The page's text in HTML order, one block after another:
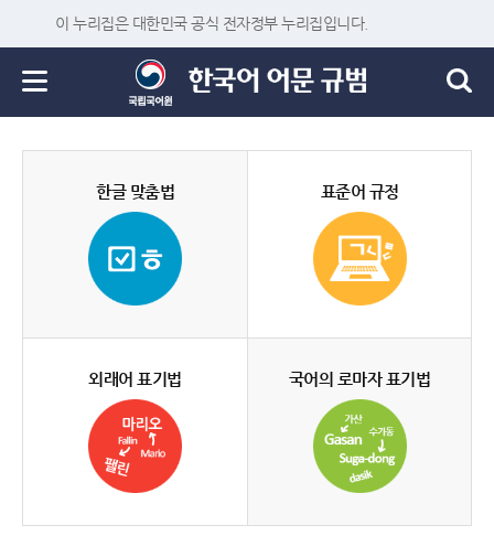
이 누리집은 대한민국 공식 전자정부 누리집입니다.
한글 맞춤법 표준어 규정
외래어 표기법 국어의 로마자 표기법